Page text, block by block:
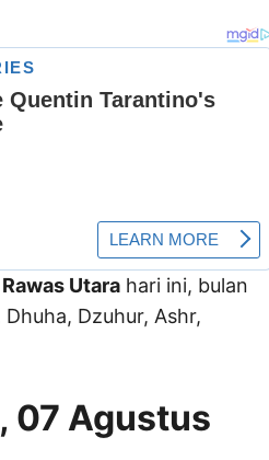
Utara hari ini, bulan
Dzuhur, Ashr,
07 Agustus